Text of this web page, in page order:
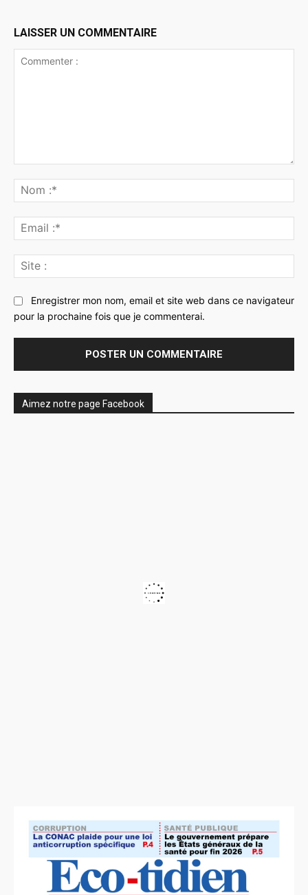
LAISSER UN COMMENTAIRE
:*
:*
:
Enregistrer mon nom, email et site web dans ce navigateur
pour la prochaine fois que je commenterai.
Aimez notre page Facebook